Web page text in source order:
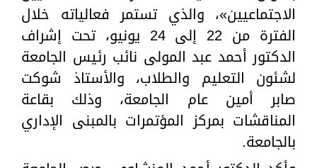
الاجتماعيين»، والذي تستمر فعالياته خلال
الفترة من 22 إلى 24 يونيو، تحت إشراف
الدكتور أحمد عبد المولى نائب رئيس الجامعة
لشئون التعليم والطلاب، والأستاذ شوكت
صابر أمين عام الجامعة، وذلك بقاعة
المناقشات بمركز المؤتمرات بالمبنى الإداري
بالجامعة.